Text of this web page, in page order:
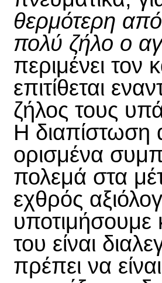
θερμότερη από
πολύ ζήλο ο
περιμένει τον
επιτίθεται
ζήλος τους
Η διαπίστωση
ορισμένα
πολεμά στα
εχθρός
του είναι
πρέπει να